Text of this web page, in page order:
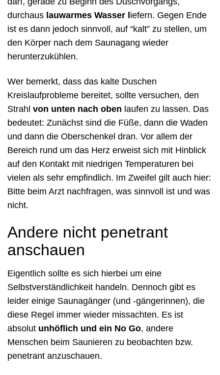
durchaus lauwarmes Wasser l iefern. Gegen Ende
ist es dann jedoch sinnvoll, auf “kalt” zu stellen, um
den Körper nach dem Saunagang wieder
herunterzukühlen.
Wer bemerkt, dass das kalte Duschen
Kreislaufprobleme bereitet, sollte versuchen, den
Strahl von unten nach oben laufen zu lassen. Das
bedeutet: Zunächst sind die Füße, dann die Waden
und dann die Oberschenkel dran. Vor allem der
Bereich rund um das Herz erweist sich mit Hinblick
auf den Kontakt mit niedrigen Temperaturen bei
vielen als sehr empfindlich. Im Zweifel gilt auch hier:
Bitte beim Arzt nachfragen, was sinnvoll ist und was
nicht.
Andere nicht penetrant
anschauen
Eigentlich sollte es sich hierbei um eine
Selbstverständlichkeit handeln. Dennoch gibt es
leider einige Saunagänger (und -gängerinnen), die
diese Regel immer wieder missachten. Es ist
absolut unhöflich und ein No Go, andere
Menschen beim Saunieren zu beobachten bzw.
penetrant anzuschauen.